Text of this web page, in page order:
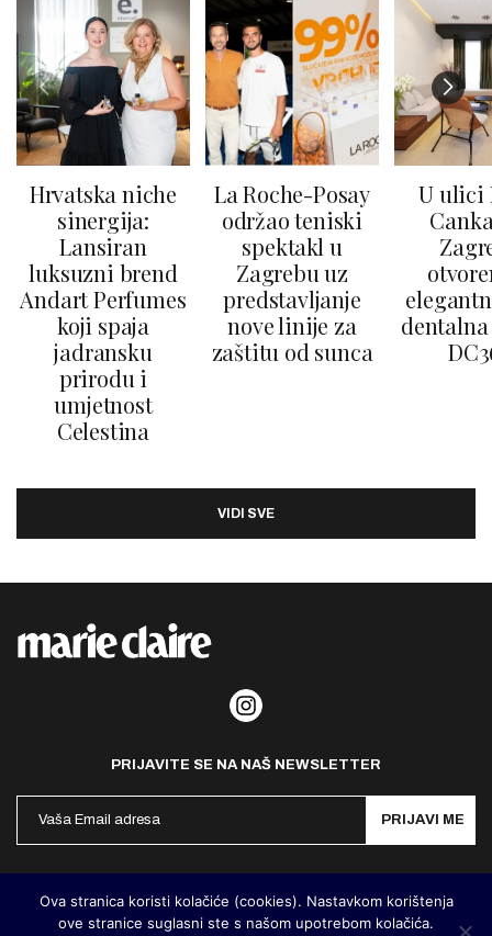
Hrvatska niche
sinergija:
Lansiran
luksuzni brend
Andart Perfumes
koji spaja
jadransku
prirodu i
umjetnost
Celestina
La Roche-Posay
održao teniski
spektakl u
Zagrebu uz
predstavljanje
nove linije za
zaštitu od sunca
U ulici
VIDI SVE
PRIJAVITE SE NA NAŠ NEWSLETTER
PRIJAVI ME
Ova stranica koristi kolačiće (cookies). Nastavkom korištenja
ove stranice suglasni ste s našom upotrebom kolačića.